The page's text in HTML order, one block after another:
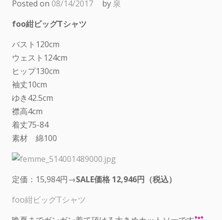
Posted on 08/14/2017 by 泉
foo紺ビッグTシャツ
バスト120cm
ウェスト124cm
ヒップ130cm
袖丈10cm
ゆき42.5cm
襟高4cm
着丈75-84
素材 綿100
定価：15,984円→SALE価格 12,946円（税込）
foo紺ビッグTシャツ